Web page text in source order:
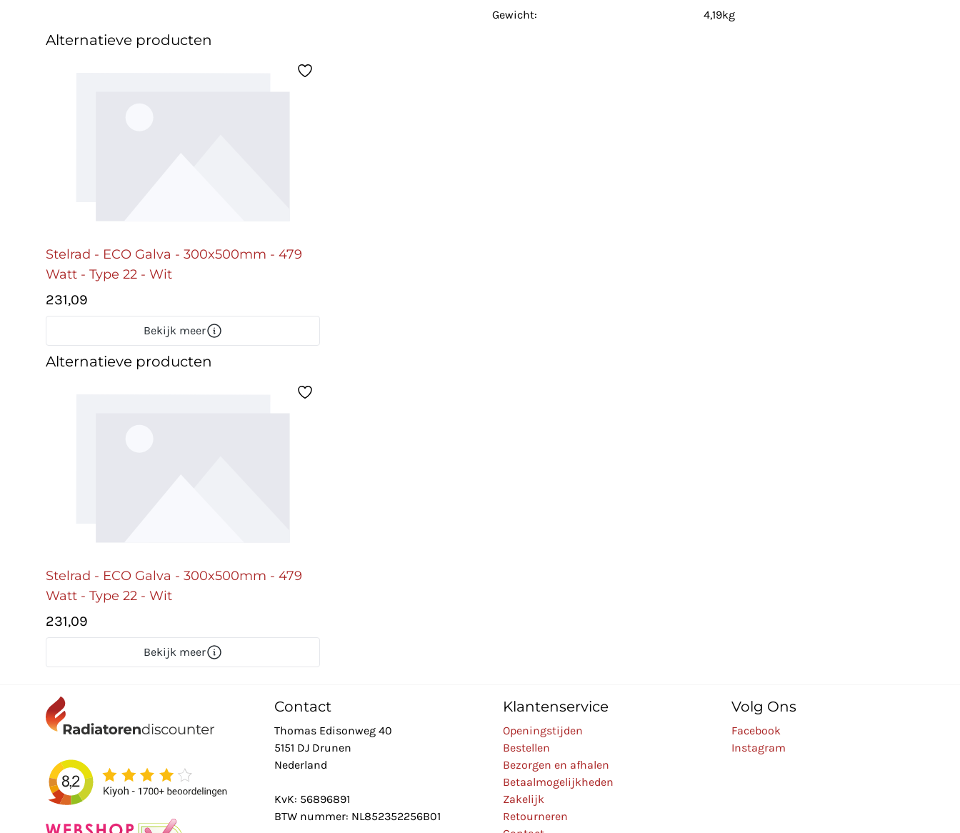
Gewicht: 4,19kg
Alternatieve producten
Stelrad - ECO Galva - 300x500mm - 479
Watt - Type 22 - Wit
231,09
Bekijk meer
Alternatieve producten
Stelrad - ECO Galva - 300x500mm - 479
Watt - Type 22 - Wit
231,09
Bekijk meer
Contact
Thomas Edisonweg 40
5151 DJ Drunen
Nederland
KvK: 56896891
BTW nummer: NL852352256B01
Klantenservice
Openingstijden
Bestellen
Bezorgen en afhalen
Betaalmogelijkheden
Zakelijk
Retourneren
Volg Ons
Facebook
Instagram